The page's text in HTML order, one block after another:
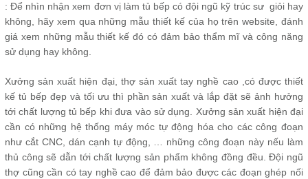
: Để nhìn nhận xem đơn vị làm tủ bếp có đội ngũ kỹ trúc sư giỏi hay
không, hãy xem qua những mẫu thiết kế của họ trên website, đánh
giá xem những mẫu thiết kế đó có đảm bảo thẩm mĩ và công năng
sử dụng hay không.
Xưởng sản xuất hiện đại, thợ sản xuất tay nghề cao ,có được thiết
kế tủ bếp đẹp và tối ưu thì phần sản xuất và lắp đặt sẽ ảnh hưởng
tới chất lượng tủ bếp khi đưa vào sử dụng. Xưởng sản xuất hiện đại
cần có những hệ thống máy móc tự động hóa cho các công đoạn
như cắt CNC, dán cạnh tự động, … những công đoạn này nếu làm
thủ công sẽ dẫn tới chất lượng sản phẩm không đồng đều. Đội ngũ
thợ cũng cần có tay nghề cao để đảm bảo được các đoạn ghép nối